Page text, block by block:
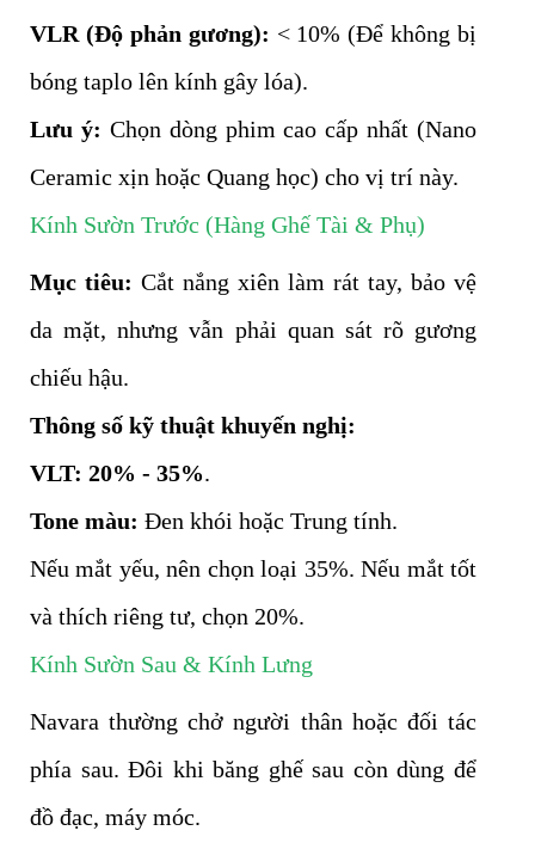
VLR (Độ phản gương): < 10% (Để không bị
bóng taplo lên kính gây lóa).
Lưu ý: Chọn dòng phim cao cấp nhất (Nano
Ceramic xịn hoặc Quang học) cho vị trí này.
Kính Sườn Trước (Hàng Ghế Tài & Phụ)
Mục tiêu: Cắt nắng xiên làm rát tay, bảo vệ
da mặt, nhưng vẫn phải quan sát rõ gương
chiếu hậu.
Thông số kỹ thuật khuyến nghị:
VLT: 20% - 35%.
Tone màu: Đen khói hoặc Trung tính.
Nếu mắt yếu, nên chọn loại 35%. Nếu mắt tốt
và thích riêng tư, chọn 20%.
Kính Sườn Sau & Kính Lưng
Navara thường chở người thân hoặc đối tác
phía sau. Đôi khi băng ghế sau còn dùng để
đồ đạc, máy móc.